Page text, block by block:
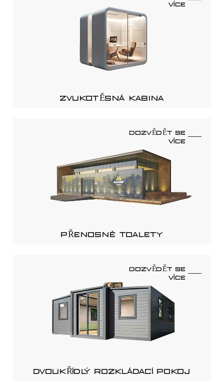
ZVUKOTĚSNÁ KABINA
VÍCE
PŘENOSNÉ TOALETY
DOZVĚDĚT SE
VÍCE
DVOUKŘÍDLÝ ROZKLÁDACÍ POKOJ
DOZVĚDĚT SE
VÍCE